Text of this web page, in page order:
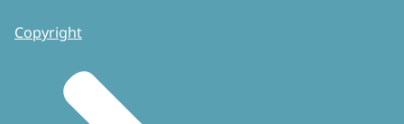
Copyright